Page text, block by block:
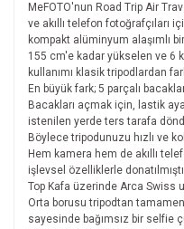
MeFOTO'nun Road Trip Air
ve akıllı telefon fotoğrafçıları
kompakt alüminyum alaşımlı
155 cm'e kadar yükselen ve 6
kullanımı klasik tripodlardan
En büyük fark; 5 parçalı
Bacakları açmak için, lastik
istenilen yerde ters tarafa
Böylece tripodunuzu hızlı ve
Hem kamera hem de akıllı
işlevsel özelliklerle
Top Kafa üzerinde Arca Swiss
Orta borusu tripodtan
sayesinde bağımsız bir selfie